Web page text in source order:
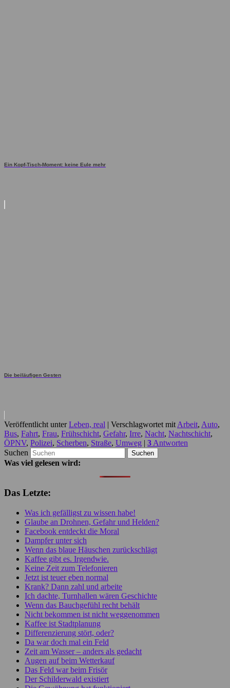
Ein Kopf-Tisch-Moment: keine Eule mehr
Die beiläufigen Gesten
Veröffentlicht unter Leben, real | Verschlagwortet mit Arbeit, Auto,
Bus, Fahrt, Frau, Frühschicht, Gefahr, Irre, Nacht, Nachtschicht,
ÖPNV, Polizei, Scherben, Straße, Umweg | 3 Antworten
Suchen
Was viel gelesen wird:
Das Letzte:
Was ich gefälligst zu wissen habe!
Glaube an Drohnen, Gefahr und Helden?
Facebook entdeckt die Moral
Dampfer unter sich
Wenn das blaue Häuschen zurückschlägt
Kaffee gibt es. Irgendwie.
Keine Zeit zum Telefonieren
Jetzt ist teuer eben normal
Krank? Dann zahl und arbeite
Ich dachte, Turnhallen wären Geschichte
Wenn das Bauchgefühl recht behält
Nicht bekommen ist nicht weggenommen
Kaffee ist Stadtplanung
Differenzierung stört, oder?
Da war doch mal ein Feld
Zeit am Wasser – anders als gedacht
Augen auf beim Wetterkauf
Das Feld war beim Frisör
Der Schilderwald existiert